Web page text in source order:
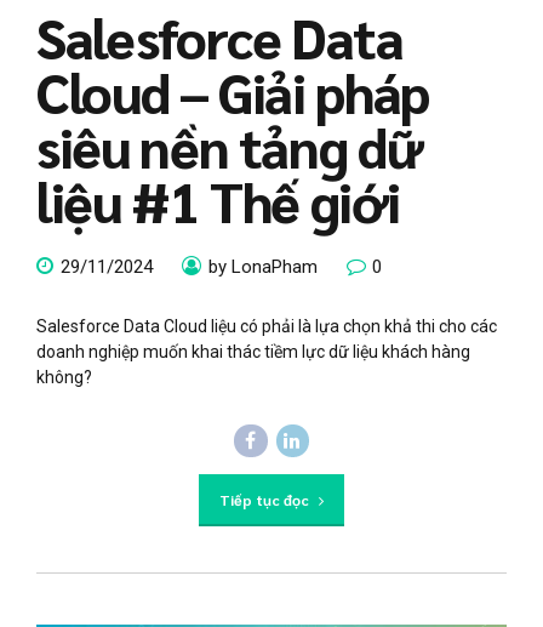
Salesforce Data
Cloud – Giải pháp
siêu nền tảng dữ
liệu #1 Thế giới
29/11/2024 by LonaPham 0
Salesforce Data Cloud liệu có phải là lựa chọn khả thi cho các
doanh nghiệp muốn khai thác tiềm lực dữ liệu khách hàng
không?
Tiếp tục đọc